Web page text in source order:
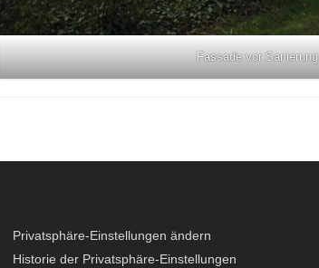
Fassade vor Sanierung
Privatsphäre-Einstellungen ändern
Historie der Privatsphäre-Einstellungen